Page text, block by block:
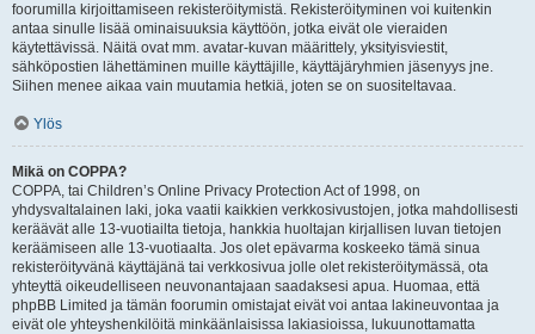
foorumilla kirjoittamiseen rekisteröitymistä. Rekisteröityminen voi kuitenkin
antaa sinulle lisää ominaisuuksia käyttöön, jotka eivät ole vieraiden
käytettävissä. Näitä ovat mm. avatar-kuvan määrittely, yksityisviestit,
sähköpostien lähettäminen muille käyttäjille, käyttäjäryhmien jäsenyys jne.
Siihen menee aikaa vain muutamia hetkiä, joten se on suositeltavaa.
Ylös
Mikä on COPPA?
COPPA, tai Children’s Online Privacy Protection Act of 1998, on
yhdysvaltalainen laki, joka vaatii kaikkien verkkosivustojen, jotka mahdollisesti
keräävät alle 13-vuotiailta tietoja, hankkia huoltajan kirjallisen luvan tietojen
keräämiseen alle 13-vuotiaalta. Jos olet epävarma koskeeko tämä sinua
rekisteröityvänä käyttäjänä tai verkkosivua jolle olet rekisteröitymässä, ota
yhteyttä oikeudelliseen neuvonantajaan saadaksesi apua. Huomaa, että
phpBB Limited ja tämän foorumin omistajat eivät voi antaa lakineuvontaa ja
eivät ole yhteyshenkilöitä minkäänlaisissa lakiasioissa, lukuunottamatta